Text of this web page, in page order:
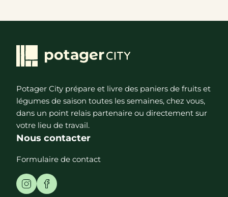
Potager City prépare et livre des paniers de fruits et
légumes de saison toutes les semaines, chez vous,
dans un point relais partenaire ou directement sur
votre lieu de travail.
Nous contacter
Formulaire de contact